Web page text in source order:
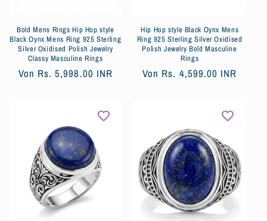
Bold Mens Rings Hip Hop style
Black Oynx Mens Ring 925 Sterling
Silver Oxidised Polish Jewelry
Classy Masculine Rings
Normaler
Von Rs. 5,998.00 INR
Hip Hop style Black Oynx Mens
Ring 925 Sterling Silver Oxidised
Polish Jewelry Bold Masculine
Rings
Normaler
Von Rs. 4,599.00 INR